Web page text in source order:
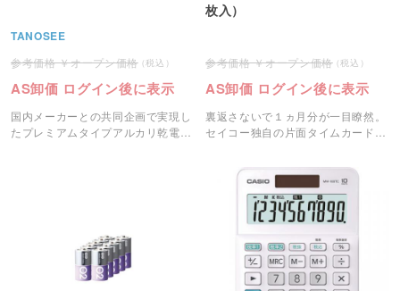
TANOSEE
オープン価格
AS卸価 ログイン後に表示
国内メーカーとの共同企画で実現し
たプレミアムタイプアルカリ乾電
枚入）
オープン価格
AS卸価 ログイン後に表示
裏返さないで１ヵ月分が一目瞭然。
セイコー独自の片面タイムカードで